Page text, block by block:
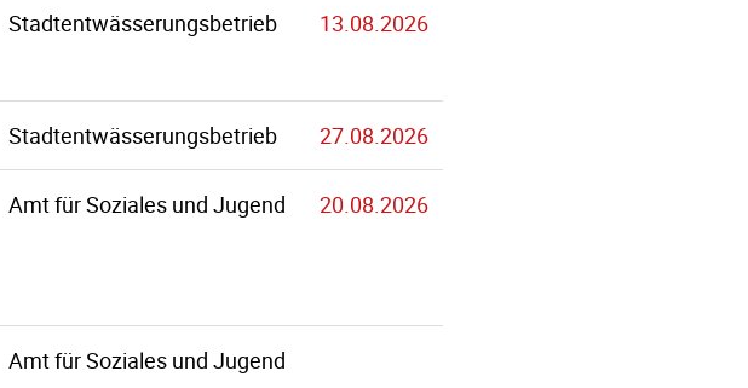
Stadtentwässerungsbetrieb 13.08.2026
Stadtentwässerungsbetrieb 27.08.2026
Amt für Soziales und Jugend 20.08.2026
Amt für Soziales und Jugend